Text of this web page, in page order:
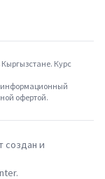
Курс
информационный
офертой.
создан и